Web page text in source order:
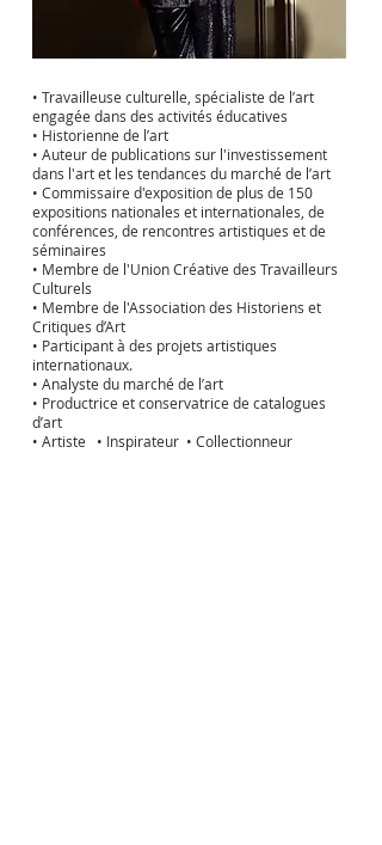
• Travailleuse culturelle, spécialiste de l’art ​
engagée dans des activités éducatives
• Historienne de l’art
• Auteur de publications sur l'investissement
dans l'art et les tendances du marché de l’art
• Commissaire d'exposition de plus de 150
expositions nationales et internationales, de
conférences, de rencontres artistiques et de
séminaires
• Membre de l'Union Créative des Travailleurs
Culturels
• Membre de l'Association des Historiens et
Critiques d’Art
• Participant à des projets artistiques
internationaux.
• Analyste du marché de l’art
• Productrice et conservatrice de catalogues
d’art
• Artiste • Inspirateur • Collectionneur